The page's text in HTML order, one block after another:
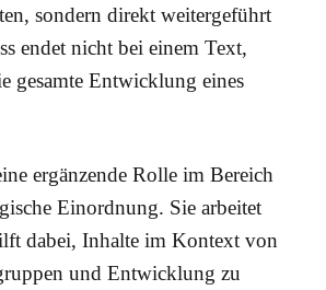
sondern direkt weitergeführt
endet nicht bei einem Text,
gesamte Entwicklung eines
ergänzende Rolle im Bereich
Einordnung. Sie arbeitet
dabei, Inhalte im Kontext von
und Entwicklung zu